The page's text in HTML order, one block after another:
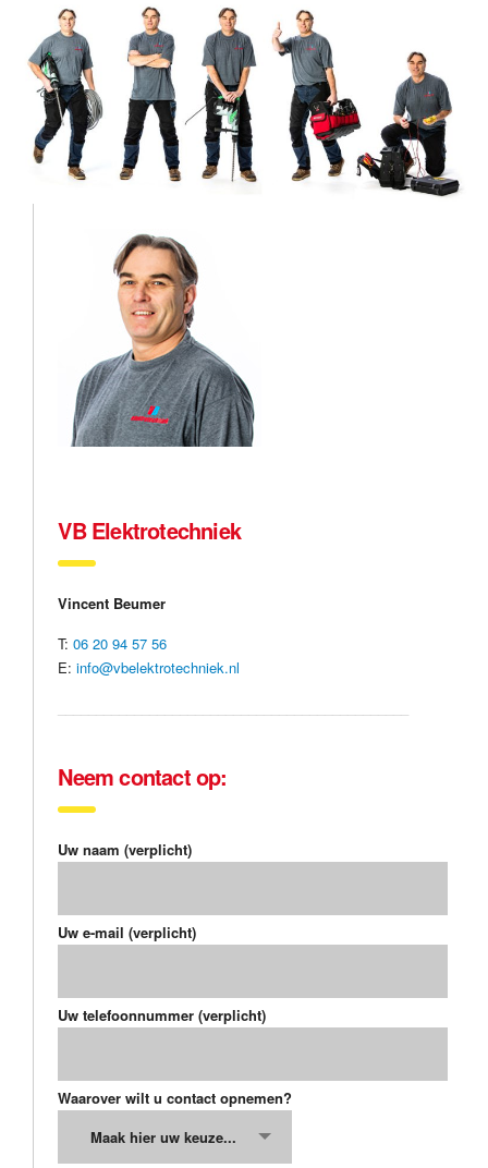
VB Elektrotechniek
Vincent Beumer
T:06 20 94 57 56
E:info@vbelektrotechniek.nl
Neem contact op:
Uw naam (verplicht)
Uw e-mail (verplicht)
Uw telefoonnummer (verplicht)
Waarover wilt u contact opnemen?
Maak hier uw keuze...